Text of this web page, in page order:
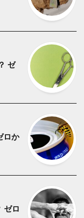
ゼ
ロか
ゼロ